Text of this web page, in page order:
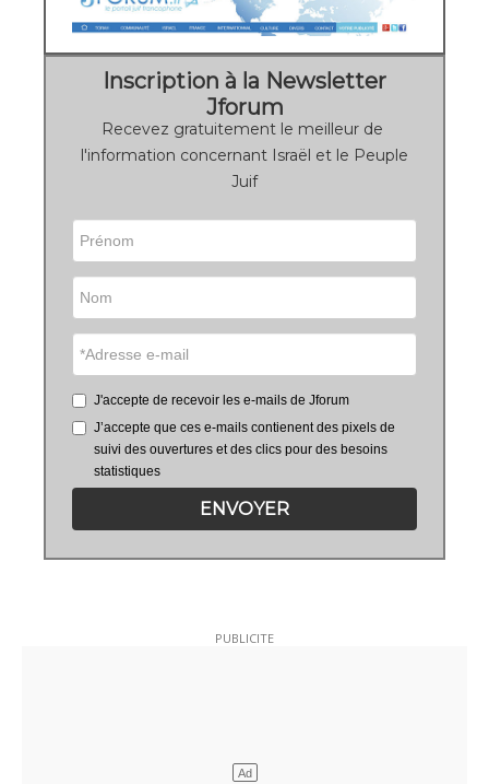
Inscription à la Newsletter
Jforum
Recevez gratuitement le meilleur de
l'information concernant Israël et le Peuple
Juif
J'accepte de recevoir les e-mails de Jforum
J’accepte que ces e-mails contienent des pixels de
suivi des ouvertures et des clics pour des besoins
statistiques
ENVOYER